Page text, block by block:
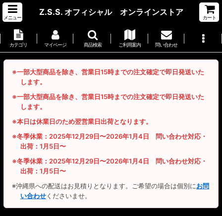
メニュー
Z.S.S. オフィシャル オンラインストア
カート
カテゴリ マイページ 商品検索 ご利用案内 問い合わせ
※一部大型商品を除き、営業日15時までの注文確定で即日発送いた
します。
※一部大型商品を除き、営業日15時までの注文確定で即日発送いた
します。
※本日は休業日のため翌営業日出荷となります。
※冬季休業：2025年12月29日〜2026年1月4日 問い合わせ対応・
出荷：1月5日〜
※冬季休業：2025年12月29日〜2026年1月4日 問い合わせ対応・
出荷：1月5日〜
※沖縄県への配送はお見積りとなります。ご希望の場合は個別にお問
い合わせくださいませ。